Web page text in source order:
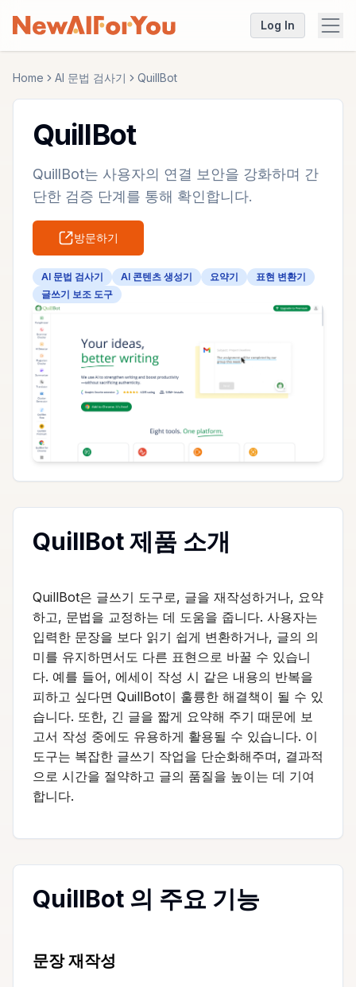
Log In
Home AI 문법 검사기 QuillBot
QuillBot
QuillBot는 사용자의 연결 보안을 강화하며 간
단한 검증 단계를 통해 확인합니다.
방문하기
AI 문법 검사기 AI 콘텐츠 생성기 요약기
표현 변환기
글쓰기 보조 도구
QuillBot 제품 소개
QuillBot은 글쓰기 도구로, 글을 재작성하거나, 요약
하고, 문법을 교정하는 데 도움을 줍니다. 사용자는
입력한 문장을 보다 읽기 쉽게 변환하거나, 글의 의
미를 유지하면서도 다른 표현으로 바꿀 수 있습니
다. 예를 들어, 에세이 작성 시 같은 내용의 반복을
피하고 싶다면 QuillBot이 훌륭한 해결책이 될 수 있
습니다. 또한, 긴 글을 짧게 요약해 주기 때문에 보
고서 작성 중에도 유용하게 활용될 수 있습니다. 이
도구는 복잡한 글쓰기 작업을 단순화해주며, 결과적
으로 시간을 절약하고 글의 품질을 높이는 데 기여
합니다.
QuillBot 의 주요 기능
문장 재작성